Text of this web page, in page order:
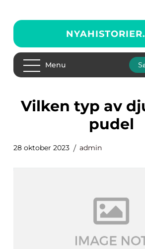
NYAHISTORIER.
Menu
vilken typ av djur är en
pudel
28 oktober 2023 admin